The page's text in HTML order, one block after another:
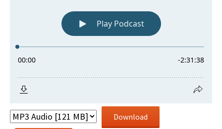
Download